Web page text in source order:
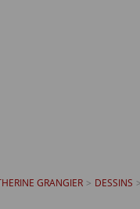
GRANGIER > DESSINS >